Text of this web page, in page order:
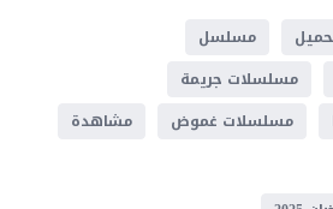
مسلسل
مسلسلات جريمة
مسلسلات غموض
مشاهدة